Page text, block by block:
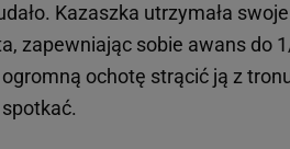
Kazaszka utrzymała
zapewniając sobie awans do
ochotę strącić ją z